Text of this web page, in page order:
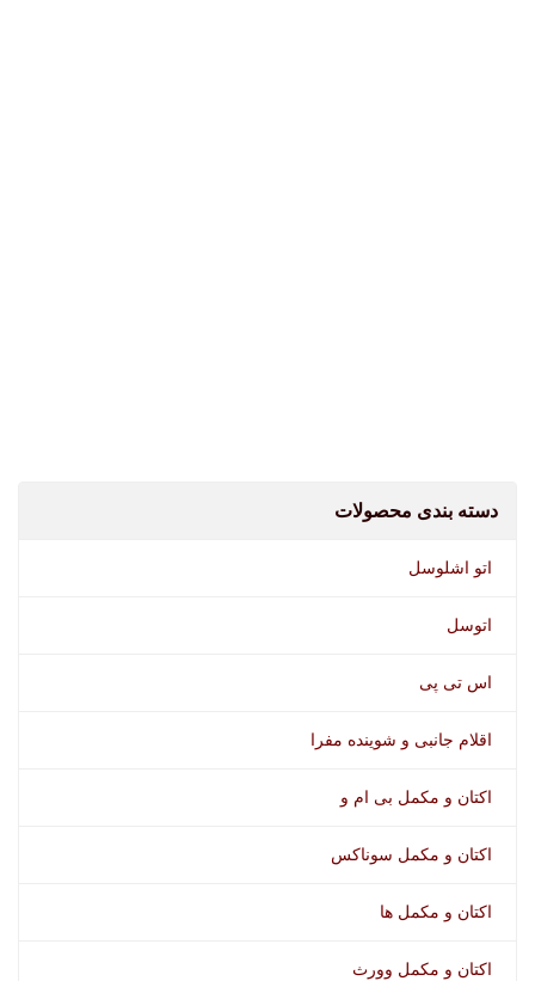
دسته بندی محصولات
اتو اشلوسل
اتوسل
اس تی پی
اقلام جانبی و شوینده مفرا
اکتان و مکمل بی ام و
اکتان و مکمل سوناکس
اکتان و مکمل ها
اکتان و مکمل وورث